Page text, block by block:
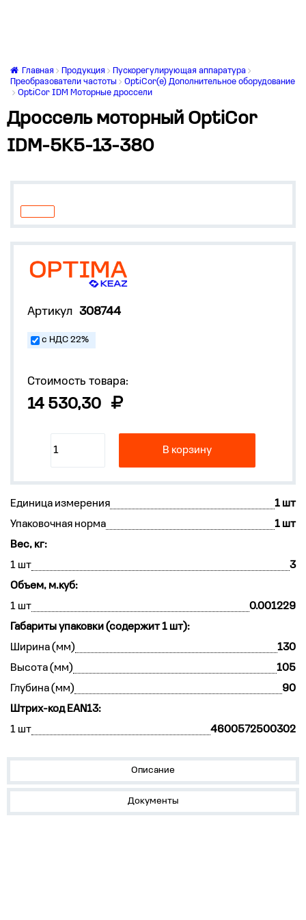
Главная Продукция
Пускорегулирующая аппаратура
Преобразователи частоты
OptiCor(e) Дополнительное оборудование
OptiCor IDM Моторные дроссели
Дроссель моторный OptiCor
IDM-5K5-13-380
Артикул 308744
с НДС 22%
Стоимость товара:
14 530,30
В корзину
Единица измерения
1 шт
Упаковочная норма
1 шт
Вес, кг:
1 шт
3
Объем, м.куб:
1 шт
0.001229
Габариты упаковки (содержит 1 шт):
Ширина (мм)
130
Высота (мм)
105
Глубина (мм)
90
Штрих-код EAN13:
1 шт
4600572500302
Описание
Документы